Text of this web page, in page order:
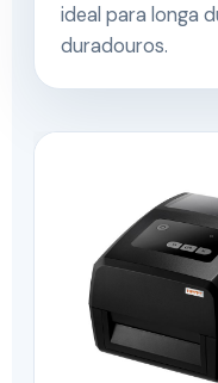
ideal para longa
duradouros.